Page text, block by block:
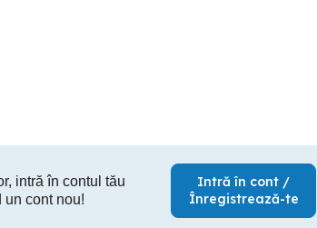
intră în contul tău
un cont nou!
Intră în cont /
Înregistrează-te